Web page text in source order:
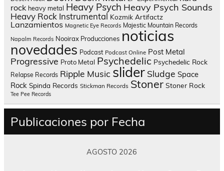
rock heavy metal Heavy Psych Heavy Psych Sounds
Heavy Rock Instrumental Kozmik Artifactz
Lanzamientos Magnetic Eye Records Majestic Mountain Records
Napalm Records Nooirax Producciones noticias
novedades Podcast Podcast Online Post Metal
Progressive Proto Metal Psychedelic Psychedelic Rock
Relapse Records Ripple Music slider Sludge Space
Rock Spinda Records Stickman Records Stoner Stoner Rock
Tee Pee Records
Publicaciones por Fecha
AGOSTO 2026